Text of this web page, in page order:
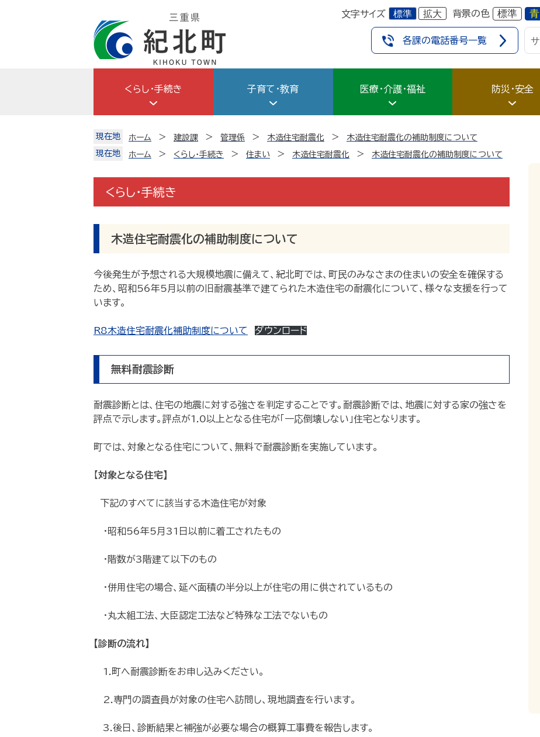
文字サイズ 標準 拡大 背景の色 標準 青
各課の電話番号一覧
くらし・手続き 子育て・教育 医療・介護・福祉 防災・安全
現在地 ホーム 建設課 管理係 木造住宅耐震化
木造住宅耐震化の補助制度について
現在地
ホーム くらし・手続き 住まい 木造住宅耐震化 木造住宅耐震化の補助制度について
くらし・手続き
木造住宅耐震化の補助制度について
今後発生が予想される大規模地震に備えて、紀北町では、町民のみなさまの住まいの安全を確保する
ため、昭和56年5月以前の旧耐震基準で建てられた木造住宅の耐震化について、様々な支援を行って
います。
R8木造住宅耐震化補助制度について ダウンロード
無料耐震診断
耐震診断とは、住宅の地震に対する強さを判定することです。耐震診断では、地震に対する家の強さを
評点で示します。評点が1.0以上となる住宅が「一応倒壊しない」住宅となります。
町では、対象となる住宅について、無料で耐震診断を実施しています。
【対象となる住宅】
下記のすべてに該当する木造住宅が対象
・昭和56年5月31日以前に着工されたもの
・階数が3階建て以下のもの
・併用住宅の場合、延べ面積の半分以上が住宅の用に供されているもの
・丸太組工法、大臣認定工法など特殊な工法でないもの
【診断の流れ】
1.町へ耐震診断をお申し込みください。
2.専門の調査員が対象の住宅へ訪問し、現地調査を行います。
3.後日、診断結果と補強が必要な場合の概算工事費を報告します。